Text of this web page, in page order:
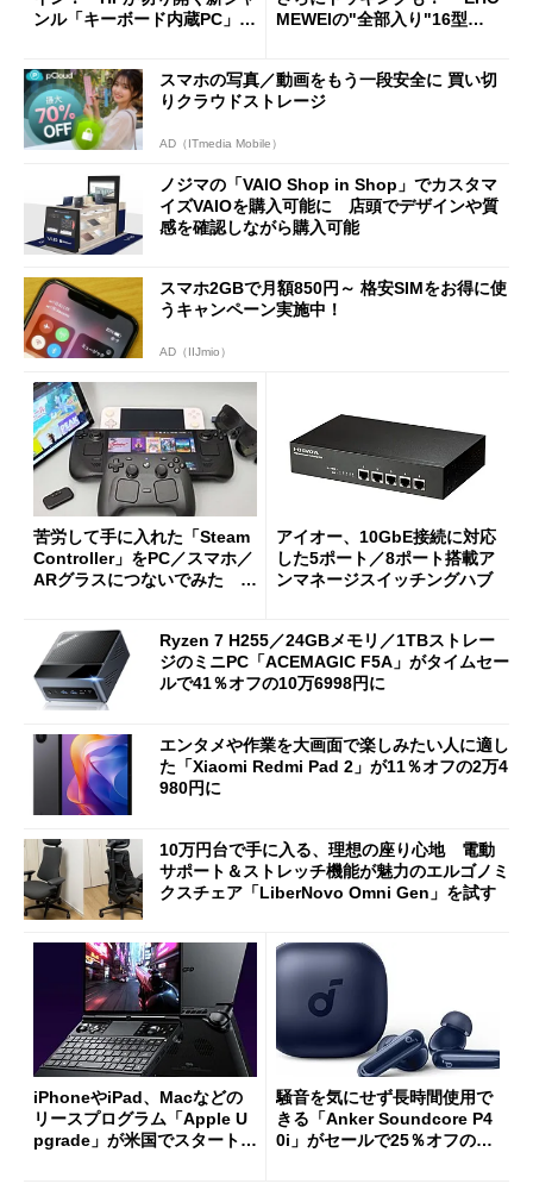
ンル「キーボード内蔵PC」の
MEWEIの"全部入り"16型モ
スマホの写真／動画をもう一段安全に 買い切
りクラウドストレージ
AD（ITmedia Mobile）
ノジマの「VAIO Shop in Shop」でカスタマ
イズVAIOを購入可能に 店頭でデザインや質
感を確認しながら購入可能
スマホ2GBで月額850円～ 格安SIMをお得に使
うキャンペーン実施中！
AD（IIJmio）
苦労して手に入れた「Steam
Controller」をPC／スマホ／
ARグラスにつないでみた ゲ
アイオー、10GbE接続に対応
した5ポート／8ポート搭載ア
ンマネージスイッチングハブ
Ryzen 7 H255／24GBメモリ／1TBストレー
ジのミニPC「ACEMAGIC F5A」がタイムセー
ルで41％オフの10万6998円に
エンタメや作業を大画面で楽しみたい人に適し
た「Xiaomi Redmi Pad 2」が11％オフの2万4
980円に
10万円台で手に入る、理想の座り心地 電動
サポート＆ストレッチ機能が魅力のエルゴノミ
クスチェア「LiberNovo Omni Gen」を試す
iPhoneやiPad、Macなどの
リースプログラム「Apple U
pgrade」が米国でスタート／
騒音を気にせず長時間使用で
きる「Anker Soundcore P4
0i」がセールで25％オフの59